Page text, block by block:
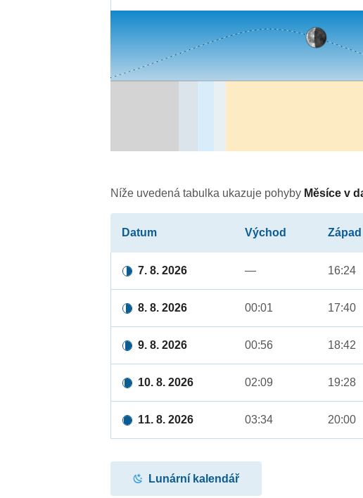
Níže uvedená tabulka ukazuje pohyby Měsíce v
Datum Východ Západ
7. 8. 2026 — 16:24
8. 8. 2026 00:01 17:40
9. 8. 2026 00:56 18:42
10. 8. 2026 02:09 19:28
11. 8. 2026 03:34 20:00
Lunární kalendář